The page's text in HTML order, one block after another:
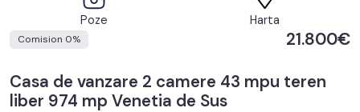
Poze Harta
Comision 0% 21.800€
Casa de vanzare 2 camere 43 mpu teren
liber 974 mp Venetia de Sus